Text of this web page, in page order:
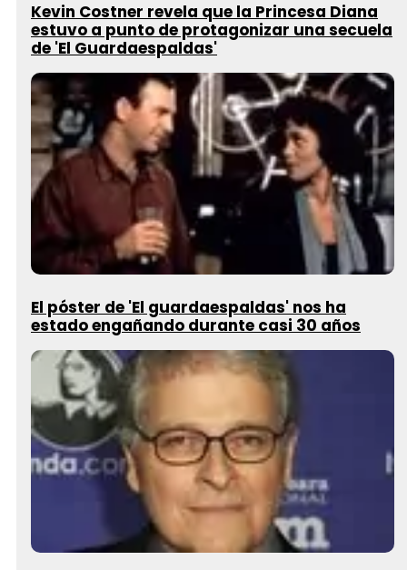
Kevin Costner revela que la Princesa Diana
estuvo a punto de protagonizar una secuela
de 'El Guardaespaldas'
El póster de 'El guardaespaldas' nos ha
estado engañando durante casi 30 años